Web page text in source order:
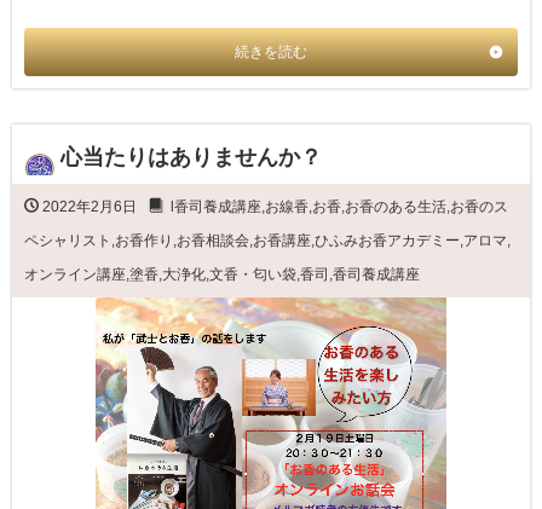
続きを読む
心当たりはありませんか？
2022年2月6日 l香司養成講座 お線香 お香 お香のある生活 お香のス
ペシャリスト お香作り お香相談会 お香講座 ひふみお香アカデミー アロマ
オンライン講座 塗香 大浄化 文香・匂い袋 香司 香司養成講座